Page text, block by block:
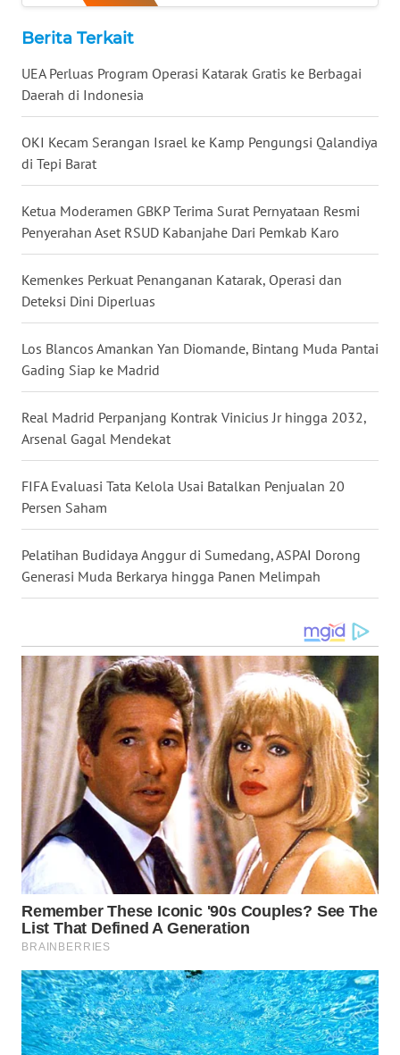
Berita Terkait
UEA Perluas Program Operasi Katarak Gratis ke Berbagai
Daerah di Indonesia
OKI Kecam Serangan Israel ke Kamp Pengungsi Qalandiya
di Tepi Barat
Ketua Moderamen GBKP Terima Surat Pernyataan Resmi
Penyerahan Aset RSUD Kabanjahe Dari Pemkab Karo
Kemenkes Perkuat Penanganan Katarak, Operasi dan
Deteksi Dini Diperluas
Los Blancos Amankan Yan Diomande, Bintang Muda Pantai
Gading Siap ke Madrid
Real Madrid Perpanjang Kontrak Vinicius Jr hingga 2032,
Arsenal Gagal Mendekat
FIFA Evaluasi Tata Kelola Usai Batalkan Penjualan 20
Persen Saham
Pelatihan Budidaya Anggur di Sumedang, ASPAI Dorong
Generasi Muda Berkarya hingga Panen Melimpah
WN
LABUHANBATU
WN
TAPANULI
TENGAH
WN DELI
TINGGI
PAKPAK
KARAWANG
WN
BEKASI
WN
BOGOR
WN
WN
TAPANULI
UTARA
WN
SAMOSIR
WN
PADANG
LAWAS
SUMEDANG
CIANJUR
WN
KEPULAUAN